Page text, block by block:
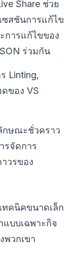
Share ช่วย
สชันการแก้ไข
การแก้ไขของ
ร่วมกัน
Linting,
ของ VS
กษณะชั่วคราว
จัดการ
วรของ
คนิคขนาดเล็ก
บบเฉพาะกิจ
พวกเขา